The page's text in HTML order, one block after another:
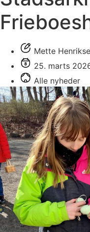
Mette
25. marts
Alle nyheder